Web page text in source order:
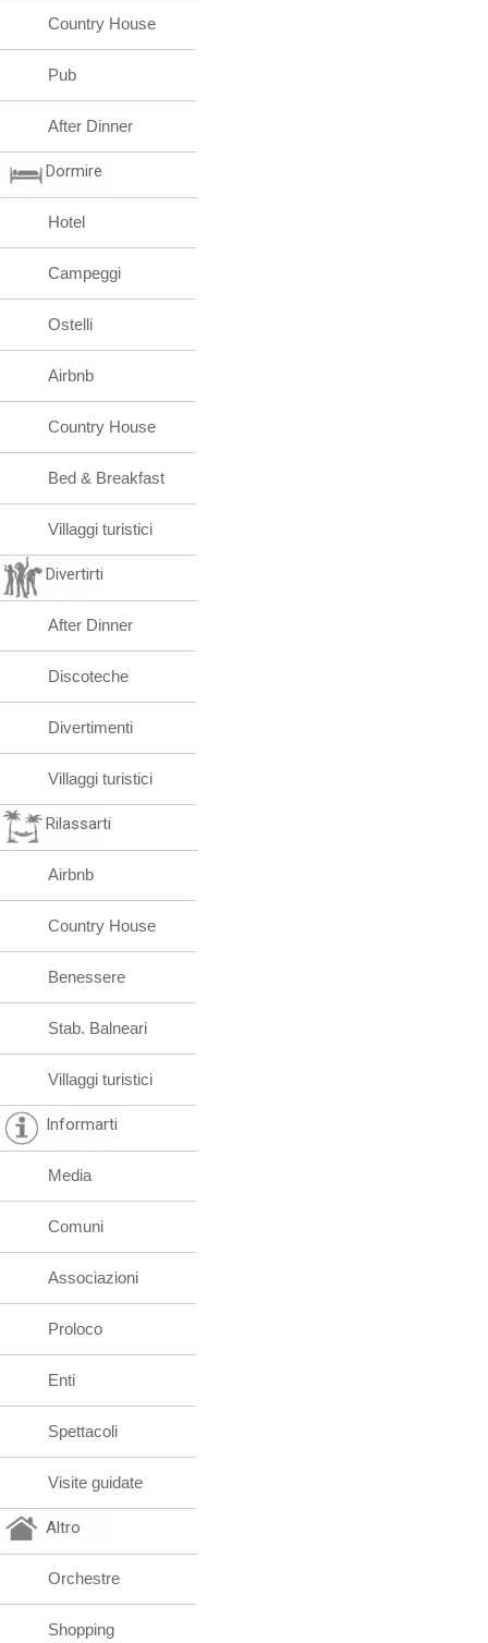
Country House
Pub
After Dinner
Dormire
Hotel
Campeggi
Ostelli
Airbnb
Country House
Bed & Breakfast
Villaggi turistici
Divertirti
After Dinner
Discoteche
Divertimenti
Villaggi turistici
Rilassarti
Airbnb
Country House
Benessere
Stab. Balneari
Villaggi turistici
Informarti
Media
Comuni
Associazioni
Proloco
Enti
Spettacoli
Visite guidate
Altro
Orchestre
Shopping